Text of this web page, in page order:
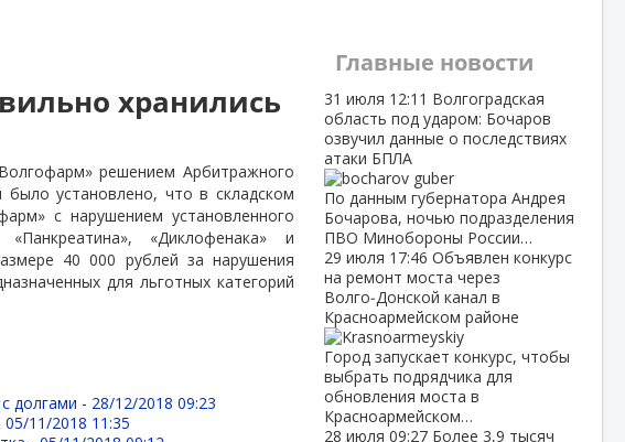
хранились
решением Арбитражного
было установлено, что в складском
с нарушением установленного
«Диклофенака» и
40 000 рублей за нарушения
для льготных категорий
долгами - 28/12/2018 09:23
05/11/2018 11:35
Главные новости
31 июля 12:11 Волгоградская
область под ударом: Бочаров
озвучил данные о последствиях
атаки БПЛА
По данным губернатора Андрея
Бочарова, ночью подразделения
ПВО Минобороны России…
29 июля 17:46 Объявлен конкурс
на ремонт моста через
Волго‑Донской канал в
Красноармейском районе
Город запускает конкурс, чтобы
выбрать подрядчика для
обновления моста в
Красноармейском…
28 июля 09:27 Более 3,9 тысяч